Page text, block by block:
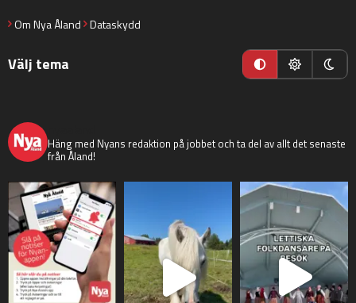
Om Nya Åland Dataskydd
Välj tema
Häng med Nyans redaktion på jobbet och ta del av allt det senaste
från Åland!